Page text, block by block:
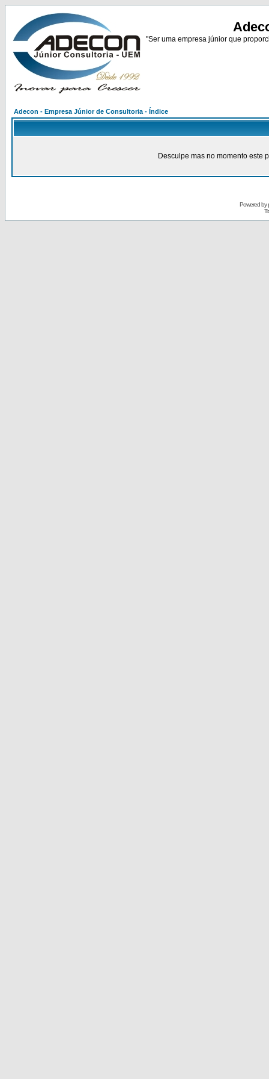
"Ser uma empresa júnior que
Adecon - Empresa Júnior de Consultoria - Índice
Desculpe mas no momento este
Powered by